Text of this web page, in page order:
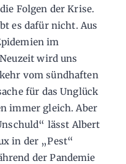
Folgen der Krise.
es dafür nicht. Aus
im
wird uns
vom sündhaften
für das Unglück
immer gleich. Aber
lässt Albert
in der „Pest“
der Pandemie